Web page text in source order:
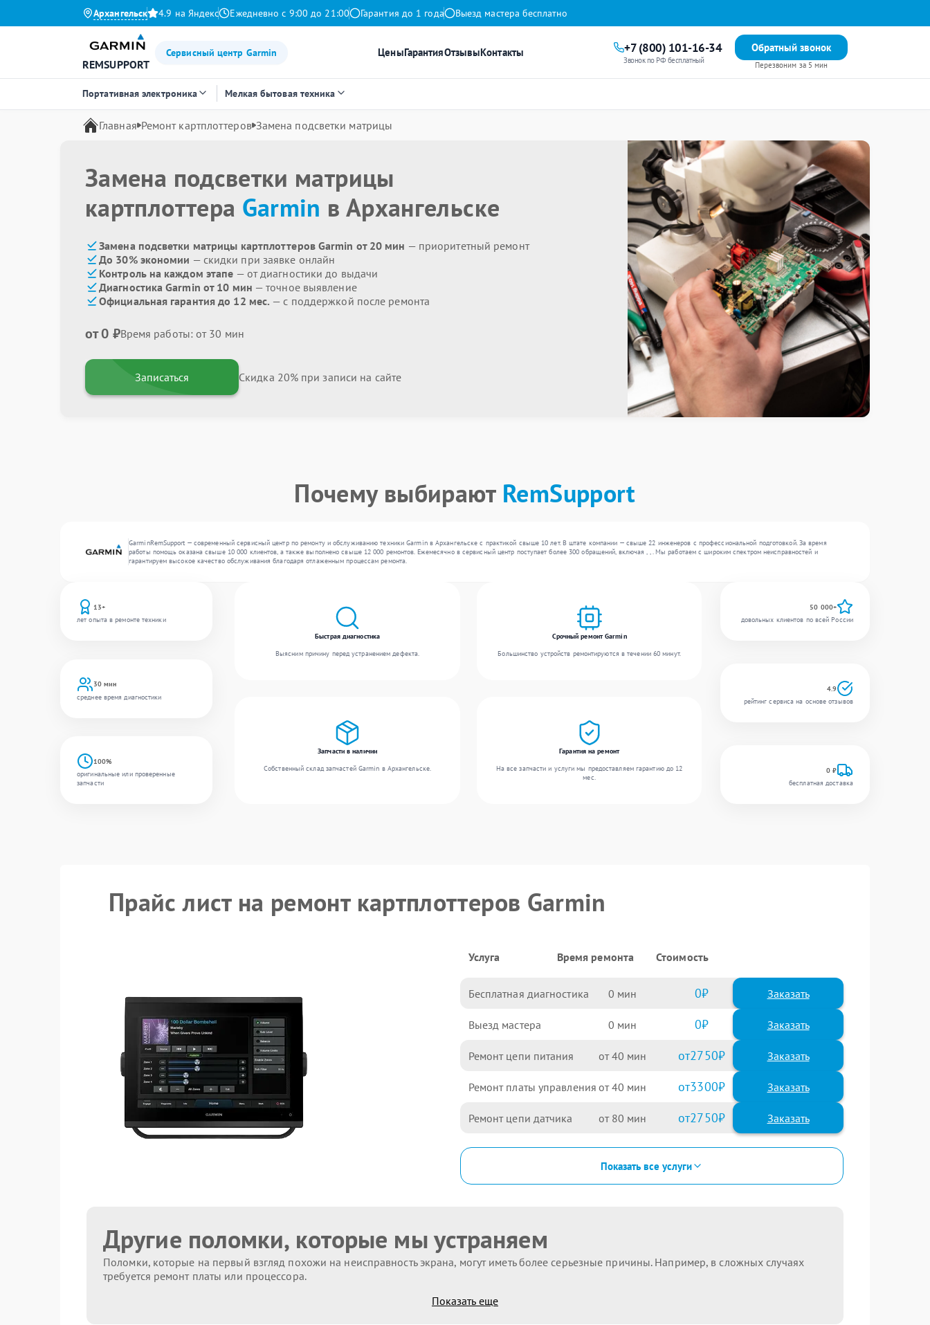
Архангельск 4.9 на Яндекс Ежедневно с 9:00 до 21:00 Гарантия до 1 года Выезд мастера бесплатно
REMSUPPORT
Сервисный центр Garmin ЦеныГарантияОтзывыКонтакты +7 (800) 101-16-34
Звонок по РФ бесплатный
Обратный звонок
Перезвоним за 5 мин
Портативная электроника Мелкая бытовая техника
Главная Ремонт картплоттеров Замена подсветки матрицы
Замена подсветки матрицы
картплоттера Garmin в Архангельске
Замена подсветки матрицы картплоттеров Garmin от 20 мин — приоритетный ремонт
До 30% экономии — скидки при заявке онлайн
Контроль на каждом этапе — от диагностики до выдачи
Диагностика Garmin от 10 мин — точное выявление
Официальная гарантия до 12 мес. — с поддержкой после ремонта
от 0 ₽Время работы: от 30 мин
Записаться Скидка 20% при записи на сайте
Почему выбирают RemSupport
GarminRemSupport — современный сервисный центр по ремонту и обслуживанию техники Garmin в Архангельске с практикой свыше 10 лет. В штате компании — свыше 22 инженеров с профессиональной подготовкой. За время
работы помощь оказана свыше 10 000 клиентов, а также выполнено свыше 12 000 ремонтов. Ежемесячно в сервисный центр поступает более 300 обращений, включая , , . Мы работаем с широким спектром неисправностей и
гарантируем высокое качество обслуживания благодаря отлаженным процессам ремонта.
13+
лет опыта в ремонте техники
30 мин
среднее время диагностики
100%
оригинальные или проверенные
запчасти
Быстрая диагностика
Выясним причину перед устранением дефекта.
Срочный ремонт Garmin
Большинство устройств ремонтируются в течении 60 минут.
Запчасти в наличии
Собственный склад запчастей Garmin в Архангельске.
Гарантия на ремонт
На все запчасти и услуги мы предоставляем гарантию до 12
мес.
50 000+
довольных клиентов по всей России
4.9
рейтинг сервиса на основе отзывов
0 ₽
бесплатная доставка
Прайс лист на ремонт картплоттеров Garmin
Услуга Время ремонта Стоимость
Бесплатная диагностика 0 0 Заказать
Выезд мастера 0 0 Заказать
Ремонт цепи питания 40 2750
Ремонт платы управления 40 3300
Ремонт цепи датчика 80 2750
Показать все услуги
Другие поломки, которые мы устраняем
Поломки, которые на первый взгляд похожи на неисправность экрана, могут иметь более серьезные причины. Например, в сложных случаях
требуется ремонт платы или процессора.
Показать еще